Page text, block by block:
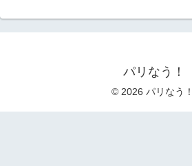
パリなう！
© 2026 パリなう！.